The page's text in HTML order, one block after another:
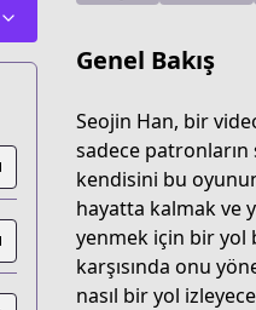
me-up/info
121552
Genel Bakış
Seojin Han, bir
sadece
kendisini bu
hayatta kalmak ve
yenmek için bir yol
karşısında onu
nasıl bir yol